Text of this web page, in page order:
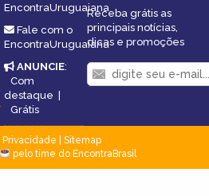
EncontraUruguaiana
Fale com o
EncontraUruguaiana
ANUNCIE:
Com
destaque |
Grátis
Receba grátis as
principais notícias,
dicas e promoções
Privacidade
Sitemap
pelo time do EncontraBrasil